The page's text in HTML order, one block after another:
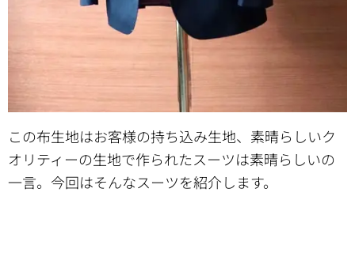
この布生地はお客様の持ち込み生地、素晴らしいク
オリティーの生地で作られたスーツは素晴らしいの
一言。今回はそんなスーツを紹介します。